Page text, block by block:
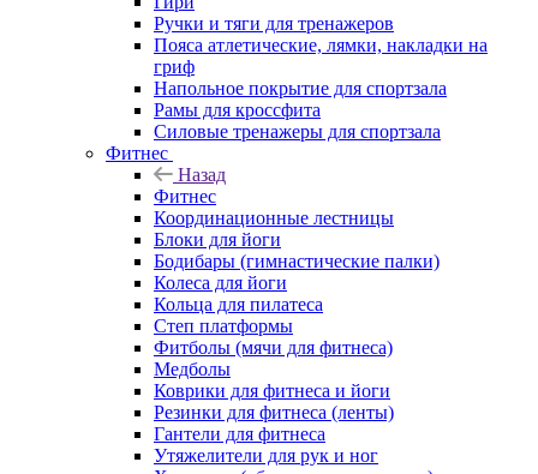
Ручки и тяги для тренажеров
Пояса атлетические, лямки, накладки на
гриф
Напольное покрытие для спортзала
Рамы для кроссфита
Силовые тренажеры для спортзала
Фитнес
Назад
Фитнес
Координационные лестницы
Блоки для йоги
Бодибары (гимнастические палки)
Колеса для йоги
Кольца для пилатеса
Степ платформы
Фитболы (мячи для фитнеса)
Медболы
Коврики для фитнеса и йоги
Резинки для фитнеса (ленты)
Гантели для фитнеса
Утяжелители для рук и ног